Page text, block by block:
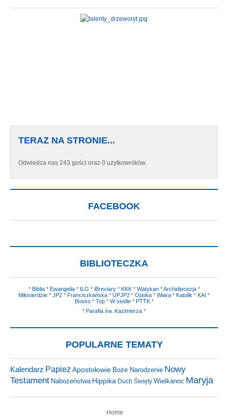
TERAZ NA STRONIE...
Odwiedza nas 243 gości oraz 0 użytkowników.
FACEBOOK
BIBLIOTECZKA
* Biblia* Ewangelia* ILG * iBreviary* KKK* Watykan*Archidiecezja*
Miłosierdzie * JP2 * Franciszkańska * UPJP2 * Opoka * Wiara * Katolik * KAI *
Bosko* Top* W siodle* PTTK*
* Parafia św. Kazimierza *
POPULARNE TEMATY
Kalendarz Papież Apostołowie Boże Narodzenie Nowy
Testament Nabożeństwa Hippika Duch Święty Wielkanoc Maryja
Home